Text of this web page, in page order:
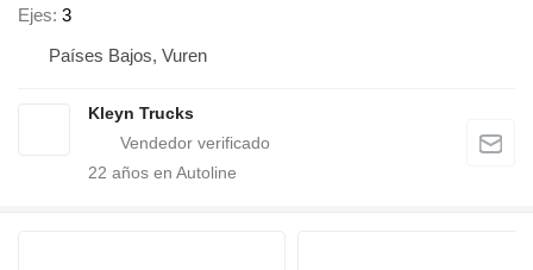
Ejes 3
Países Bajos, Vuren
Kleyn Trucks
22 años en Autoline